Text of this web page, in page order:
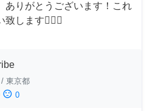
ありがとうございます！これ
します🙇‍♀️✨
/ 東京都
sentiment_dissatisfied 0